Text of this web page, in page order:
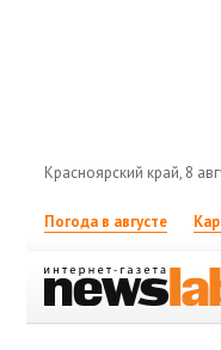
Красноярский край, 8
Погода в августе